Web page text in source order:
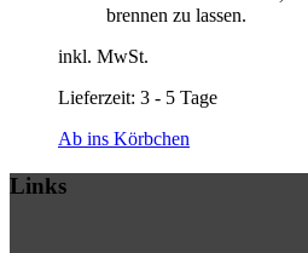
brennen zu lassen.
inkl. MwSt.
Lieferzeit: 3 - 5 Tage
Ab ins Körbchen
Links